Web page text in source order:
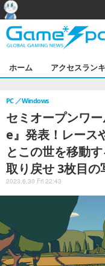
ホーム アクセスラン
セミオープンワ
e』発表！レース
とこの世を移動
取り戻せ 3枚目の
PC Windows
2023.6.30 Fri 22:43